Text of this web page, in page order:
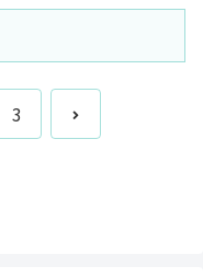
3
次